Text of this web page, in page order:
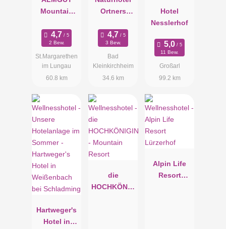
Mountain
Hotel
2 Bew.
St.Margarethen
im Lungau
60.8 km
Ortners
3 Bew.
Bad
Kleinkirchheim
34.6 km
Hotel
Nesslerhof
11 Bew.
Großarl
99.2 km
Hartweger's
Hotel in
die
HOCHKÖNIG
Alpin Life
Resort